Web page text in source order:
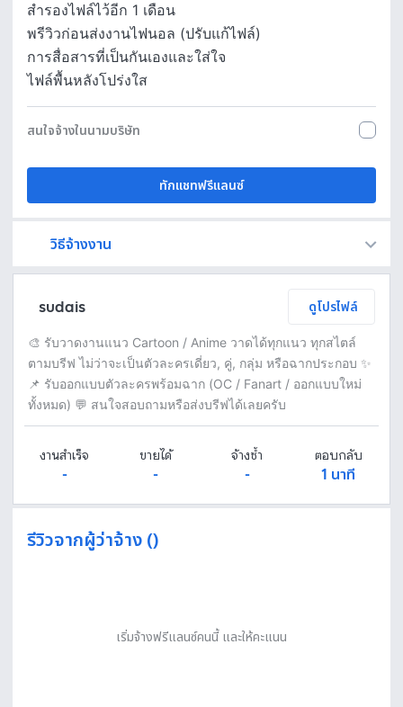
สำรองไฟล์ไว้อีก 1 เดือน
พรีวิวก่อนส่งงานไฟนอล (ปรับแก้ไฟล์)
การสื่อสารที่เป็นกันเองและใส่ใจ
ไฟล์พื้นหลังโปร่งใส
สนใจจ้างในนามบริษัท
ทักแชทฟรีแลนซ์
วิธีจ้างงาน
sudais ดูโปรไฟล์
🎨 รับวาดงานแนว Cartoon / Anime วาดได้ทุกแนว ทุกสไตล์
ตามบรีฟ ไม่ว่าจะเป็นตัวละครเดี่ยว, คู่, กลุ่ม หรือฉากประกอบ ✨
📌 รับออกแบบตัวละครพร้อมฉาก (OC / Fanart / ออกแบบใหม่
ทั้งหมด) 💬 สนใจสอบถามหรือส่งบรีฟได้เลยครับ
งานสำเร็จ
-
ขายได้
-
จ้างซ้ำ
-
ตอบกลับ
1 นาที
รีวิวจากผู้ว่าจ้าง ()
เริ่มจ้างฟรีแลนซ์คนนี้ และให้คะแนน